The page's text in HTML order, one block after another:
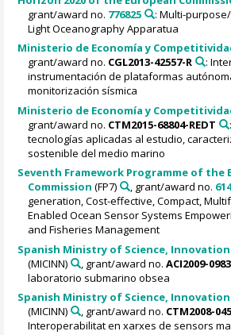
grant/award no. 776825
: Multi-
Light Oceanography Apparatua
Ministerio de Economía y
grant/award no. CGL2013-42557-R
:
instrumentación de plataformas
monitorización sísmica
Ministerio de Economía y
grant/award no. CTM2015-68804-REDT
tecnologías aplicadas al estudio,
sostenible del medio marino
Seventh Framework Programme of the
Commission (FP7) , grant/award no.
generation, Cost-effective, Compact,
Enabled Ocean Sensor Systems
and Fisheries Management
Spanish Ministry of Science,
(MICINN)
, grant/award no. ACI2009-0983
laboratorio submarino obsea
Spanish Ministry of Science,
(MICINN)
, grant/award no. CTM2008-
Interoperabilitat en xarxes de sensors